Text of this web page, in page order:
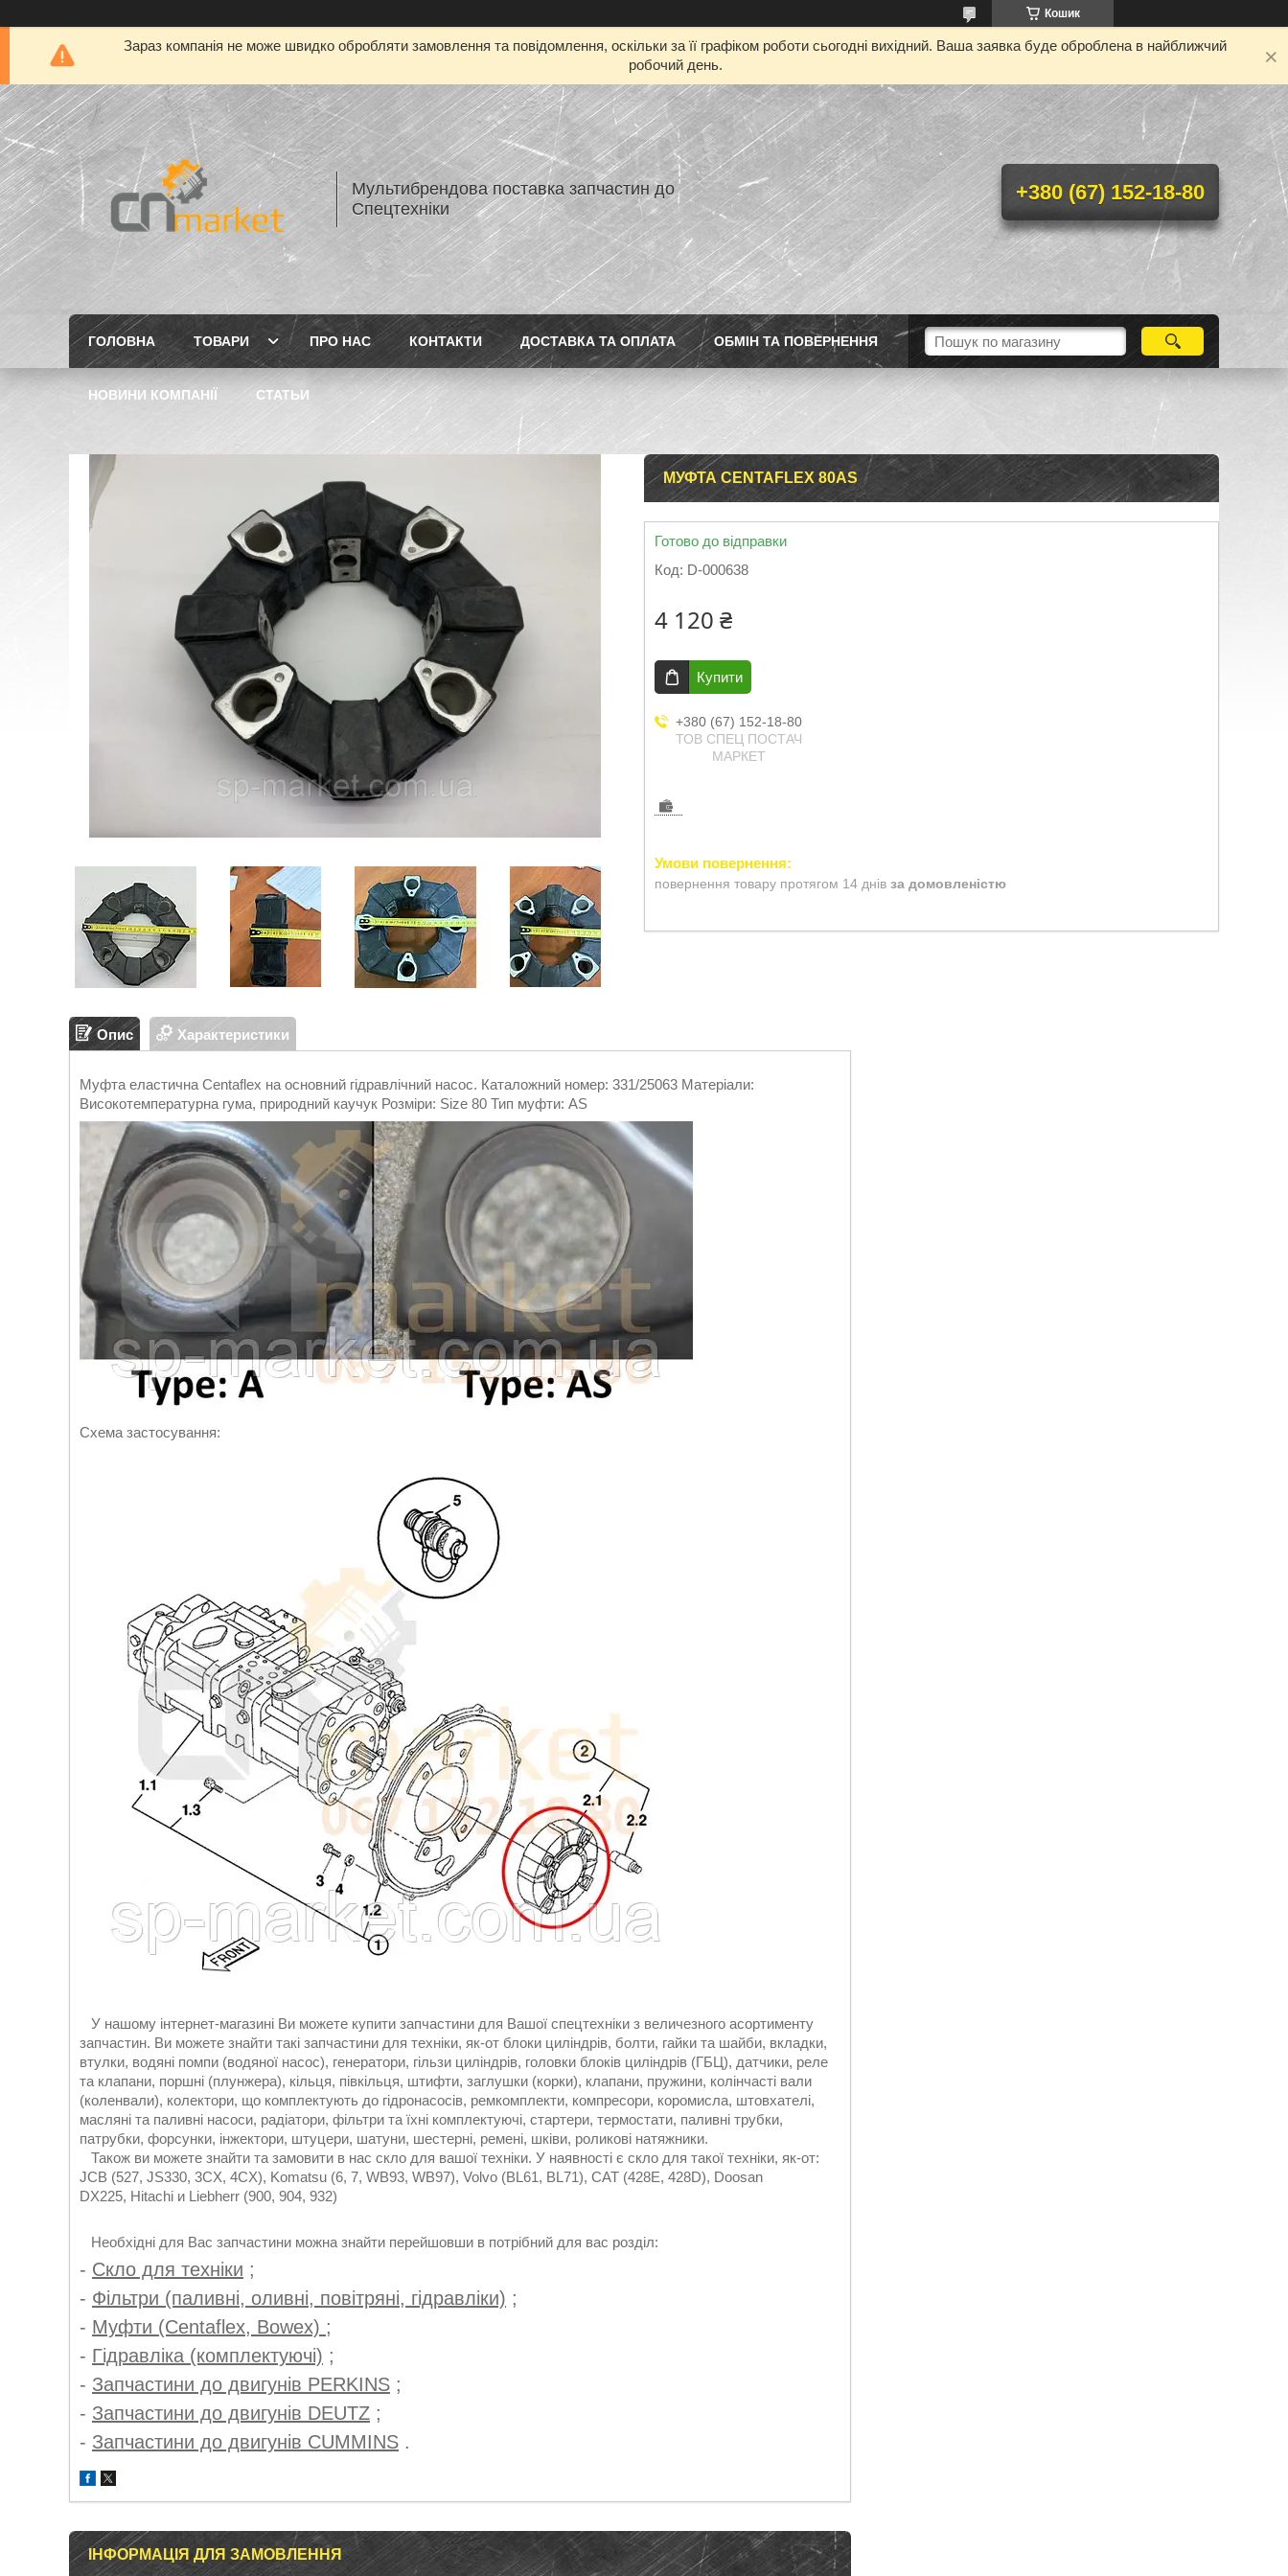
Кошик
Зараз компанія не може швидко обробляти замовлення та повідомлення, оскільки за її графіком роботи сьогодні вихідний. Ваша заявка буде оброблена в найближчий
робочий день.
Мультибрендова поставка запчастин до
Спецтехніки
+380 (67) 152-18-80
ГОЛОВНА ТОВАРИ ПРО НАС КОНТАКТИ ДОСТАВКА ТА ОПЛАТА ОБМІН ТА ПОВЕРНЕННЯ
НОВИНИ КОМПАНІЇ СТАТЬИ
МУФТА CENTAFLEX 80AS
Готово до відправки
Код: D-000638
4 120 ₴
Купити
+380 (67) 152-18-80
ТОВ СПЕЦ ПОСТАЧ
МАРКЕТ
повернення товару протягом 14 днів за домовленістю
Опис Характеристики
Муфта еластична Centaflex на основний гідравлічний насос. Каталожний номер: 331/25063 Матеріали:
Високотемпературна гума, природний каучук Розміри: Size 80 Тип муфти: AS
Схема застосування:
У нашому інтернет-магазині Ви можете купити запчастини для Вашої спецтехніки з величезного асортименту
запчастин. Ви можете знайти такі запчастини для техніки, як-от блоки циліндрів, болти, гайки та шайби, вкладки,
втулки, водяні помпи (водяної насос), генератори, гільзи циліндрів, головки блоків циліндрів (ГБЦ), датчики, реле
та клапани, поршні (плунжера), кільця, півкільця, штифти, заглушки (корки), клапани, пружини, колінчасті вали
(коленвали), колектори, що комплектують до гідронасосів, ремкомплекти, компресори, коромисла, штовхателі,
масляні та паливні насоси, радіатори, фільтри та їхні комплектуючі, стартери, термостати, паливні трубки,
патрубки, форсунки, інжектори, штуцери, шатуни, шестерні, ремені, шківи, роликові натяжники.
Також ви можете знайти та замовити в нас скло для вашої техніки. У наявності є скло для такої техніки, як-от:
JCB (527, JS330, 3CX, 4CX), Komatsu (6, 7, WB93, WB97), Volvo (BL61, BL71), CAT (428E, 428D), Doosan
DX225, Hitachi и Liebherr (900, 904, 932)
Необхідні для Вас запчастини можна знайти перейшовши в потрібний для вас розділ:
- Скло для техніки ;
- Фільтри (паливні, оливні, повітряні, гідравліки) ;
- Муфти (Centaflex, Bowex) ;
- Гідравліка (комплектуючі) ;
- Запчастини до двигунів PERKINS ;
- Запчастини до двигунів DEUTZ ;
- Запчастини до двигунів CUMMINS .
ІНФОРМАЦІЯ ДЛЯ ЗАМОВЛЕННЯ